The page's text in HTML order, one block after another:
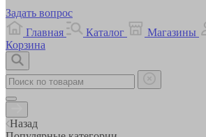
Задать вопрос
Главная
Каталог Магазины
Корзина
Назад